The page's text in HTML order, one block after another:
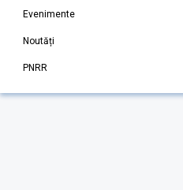
Evenimente
Noutăți
PNRR